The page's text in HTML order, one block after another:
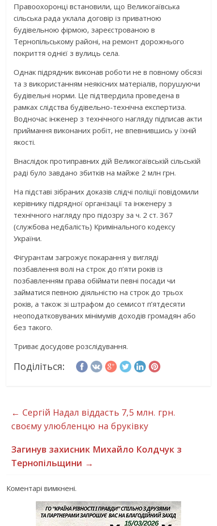
Правоохоронці встановили, що Великогаївська
сільська рада уклала договір із приватною
будівельною фірмою, зареєстрованою в
Тернопільському районі, на ремонт дорожнього
покриття однієї з вулиць села.
Однак підрядник виконав роботи не в повному обсязі
та з використанням неякісних матеріалів, порушуючи
будівельні норми. Це підтвердила проведена в
рамках слідства будівельно-технічна експертиза.
Водночас інженер з технічного нагляду підписав акти
приймання виконаних робіт, не впевнившись у їхній
якості.
Внаслідок протиправних дій Великогаївській сільській
раді було завдано збитків на майже 2 млн грн.
На підставі зібраних доказів слідчі поліції повідомили
керівнику підрядної організації та інженеру з
технічного нагляду про підозру за ч. 2 ст. 367
(службова недбалість) Кримінального кодексу
України.
Фігурантам загрожує покарання у вигляді
позбавлення волі на строк до п’яти років із
позбавленням права обіймати певні посади чи
займатися певною діяльністю на строк до трьох
років, а також зі штрафом до семисот п’ятдесяти
неоподатковуваних мінімумів доходів громадян або
без такого.
Триває досудове розслідування.
Поділіться:
← Сергій Надал віддасть 7,5 млн. грн.
своєму улюбленцю на бруківку
Загинув захисник Михайло Колдчук з
Тернопільщини →
Коментарі вимкнені.